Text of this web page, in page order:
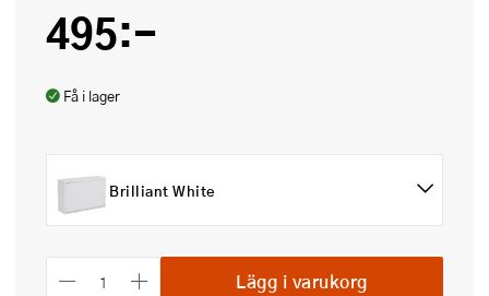
495:-
Få i lager
Brilliant White
Lägg i varukorg